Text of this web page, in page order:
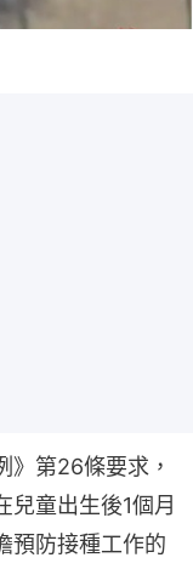
》第26條要求，
兒童出生後1個月
預防接種工作的